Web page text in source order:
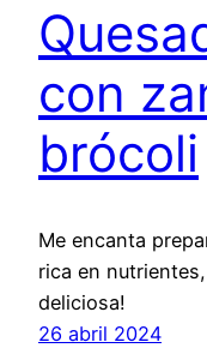
con
brócoli
Me encanta
rica en
deliciosa!
26 abril 2024